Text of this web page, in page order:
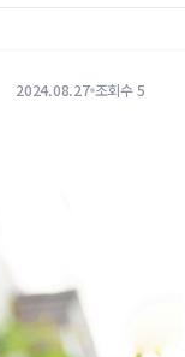
2024.08.27 조회수 5